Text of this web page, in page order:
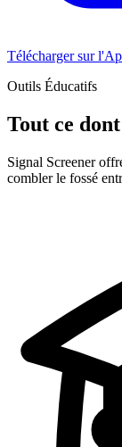
Télécharger sur
Outils Éducatifs
Tout ce
Signal Screener
combler le fossé